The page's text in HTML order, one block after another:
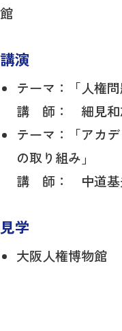
館
講演
テーマ：「人権
講 師： 細見和
テーマ：「アカ
の取り組み」
講 師： 中道基
見学
大阪人権博物館